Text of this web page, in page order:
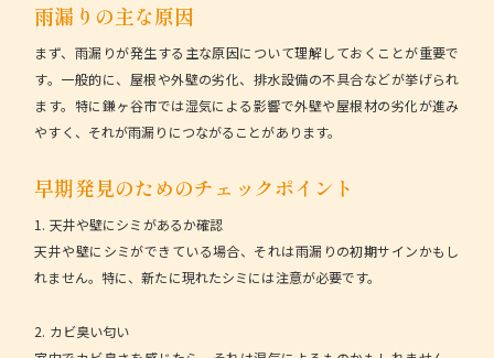
雨漏りの主な原因
まず、雨漏りが発生する主な原因について理解しておくことが重要で
す。一般的に、屋根や外壁の劣化、排水設備の不具合などが挙げられ
ます。特に鎌ヶ谷市では湿気による影響で外壁や屋根材の劣化が進み
やすく、それが雨漏りにつながることがあります。
早期発見のためのチェックポイント
1. 天井や壁にシミがあるか確認
天井や壁にシミができている場合、それは雨漏りの初期サインかもし
れません。特に、新たに現れたシミには注意が必要です。
2. カビ臭い匂い